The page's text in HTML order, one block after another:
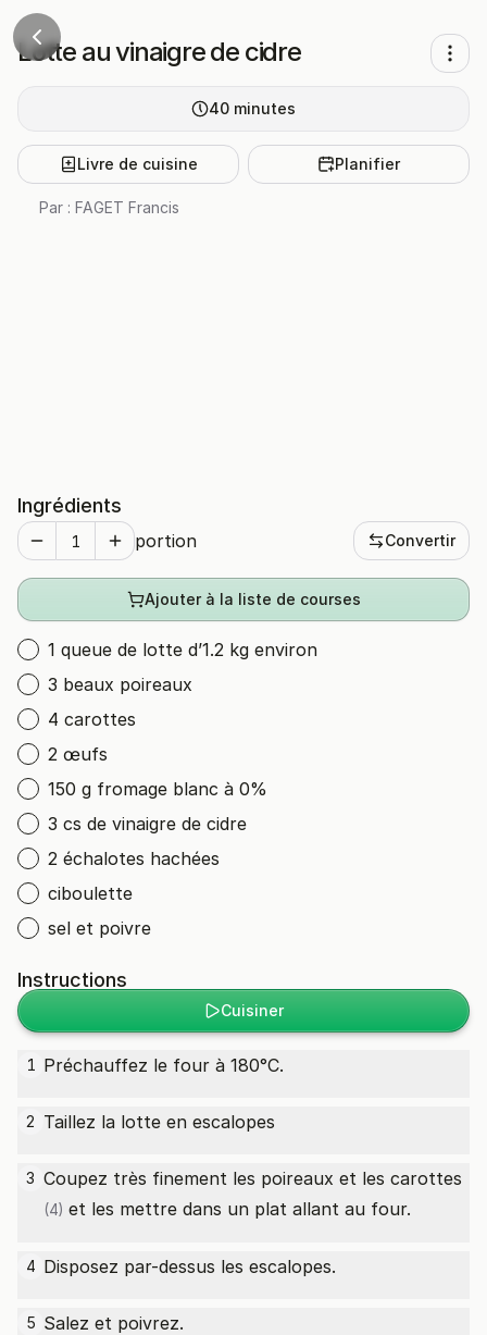
Lotte au vinaigre de cidre
40 minutes
Livre de cuisine Planifier
Par : FAGET Francis
Ingrédients
portion Convertir
Ajouter à la liste de courses
1 queue de lotte d’1.2 kg environ
3 beaux poireaux
4 carottes
2 œufs
150 g fromage blanc à 0%
3 cs de vinaigre de cidre
2 échalotes hachées
ciboulette
sel et poivre
Instructions
Cuisiner
1 Préchauffez le four à 180°C.
2 Taillez la lotte en escalopes
3 Coupez très finement les poireaux et les carottes
(4) et les mettre dans un plat allant au four.
4 Disposez par-dessus les escalopes.
5 Salez et poivrez.